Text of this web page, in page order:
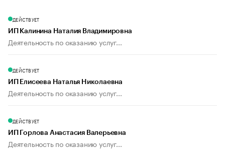
ДЕЙСТВУЕТ
ИП Калинина Наталия Владимировна
Деятельность по оказанию услуг...
ДЕЙСТВУЕТ
ИП Елисеева Наталья Николаевна
Деятельность по оказанию услуг...
ДЕЙСТВУЕТ
ИП Горлова Анастасия Валерьевна
Деятельность по оказанию услуг...